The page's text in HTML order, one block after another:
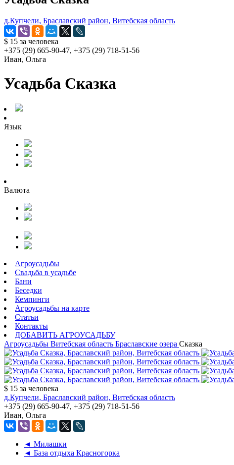
д.Купчели, Браславский район, Витебская область
$ 15 за человека
+375 (29) 665-90-47, +375 (29) 718-51-56
Иван, Ольга
Усадьба Сказка
Язык
Валюта
Агроусадьбы
Свадьба в усадьбе
Бани
Беседки
Кемпинги
Агроусадьбы на карте
Статьи
Контакты
ДОБАВИТЬ АГРОУСАДЬБУ
Агроусадьбы Витебская область Браславские озера Сказка
$ 15 за человека
д.Купчели, Браславский район, Витебская область
+375 (29) 665-90-47, +375 (29) 718-51-56
Иван, Ольга
◄ Милашки
◄ База отдыха Красногорка